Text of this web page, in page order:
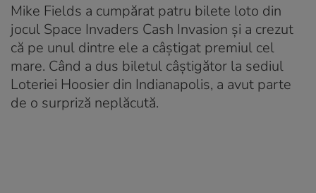
Mike Fields a cumpărat patru bilete loto din
jocul Space Invaders Cash Invasion și a crezut
că pe unul dintre ele a câștigat premiul cel
mare. Când a dus biletul câștigător la sediul
Loteriei Hoosier din Indianapolis, a avut parte
de o surpriză neplăcută.